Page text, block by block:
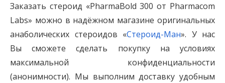
Заказать стероид «PharmaBold 300 от Pharmacom
Labs» можно в надёжном магазине оригинальных
анаболических стероидов «Стероид-Ман». У нас
Вы сможете сделать покупку на условиях
максимальной конфиденциальности
(анонимности). Мы выполним доставку удобным